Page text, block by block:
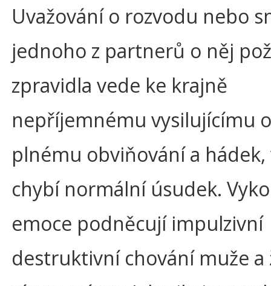
Uvažování o rozvodu nebo
jednoho z partnerů o něj
zpravidla vede ke krajně
nepříjemnému vysilujícímu
plnému obviňování a hádek,
chybí normální úsudek.
emoce podněcují impulzivní
destruktivní chování muže a